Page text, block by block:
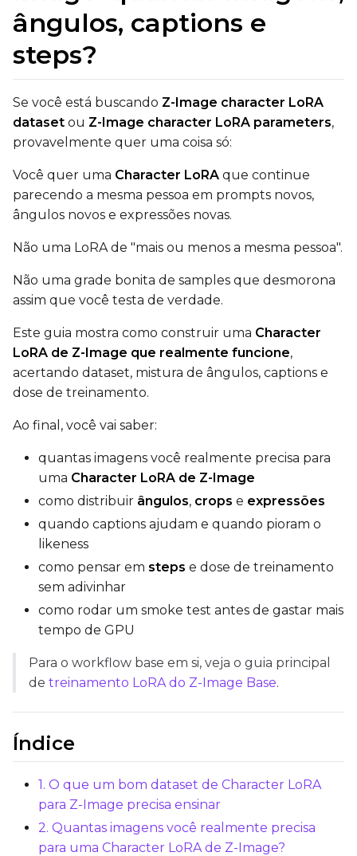
Text Encoder
TARGET
Target Type
LoRA
Linear Rank
SAVE
Data Type
BF16
Save Every
TRAINING
Gradient Accumulation
Steps
Learning Rate
ângulos, captions e
steps?
Se você está buscando Z-Image character LoRA
dataset ou Z-Image character LoRA parameters,
provavelmente quer uma coisa só:
Você quer uma Character LoRA que continue
parecendo a mesma pessoa em prompts novos,
ângulos novos e expressões novas.
Não uma LoRA de "mais ou menos a mesma pessoa".
Não uma grade bonita de samples que desmorona
assim que você testa de verdade.
Este guia mostra como construir uma Character
LoRA de Z-Image que realmente funcione,
acertando dataset, mistura de ângulos, captions e
dose de treinamento.
Ao final, você vai saber:
quantas imagens você realmente precisa para
uma Character LoRA de Z-Image
como distribuir ângulos, crops e expressões
quando captions ajudam e quando pioram o
likeness
como pensar em steps e dose de treinamento
sem adivinhar
como rodar um smoke test antes de gastar mais
tempo de GPU
Para o workflow base em si, veja o guia principal
de treinamento LoRA do Z-Image Base.
Índice
1. O que um bom dataset de Character LoRA
para Z-Image precisa ensinar
2. Quantas imagens você realmente precisa
para uma Character LoRA de Z-Image?